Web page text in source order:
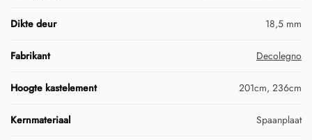
Dikte deur 18,5 mm
Fabrikant Decolegno
Hoogte kastelement 201cm, 236cm
Kernmateriaal Spaanplaat